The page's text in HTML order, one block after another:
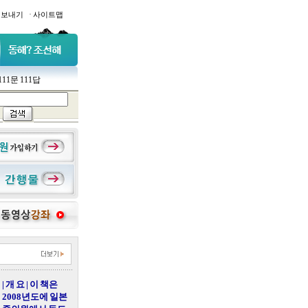
내기 · 사이트맵
문 111답
| 개 요 | 이 책은
2008년도에 일본